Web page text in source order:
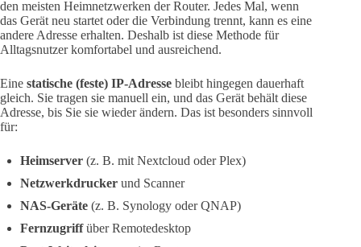
den meisten Heimnetzwerken der Router. Jedes Mal, wenn
das Gerät neu startet oder die Verbindung trennt, kann es eine
andere Adresse erhalten. Deshalb ist diese Methode für
Alltagsnutzer komfortabel und ausreichend.
Eine statische (feste) IP-Adresse bleibt hingegen dauerhaft
gleich. Sie tragen sie manuell ein, und das Gerät behält diese
Adresse, bis Sie sie wieder ändern. Das ist besonders sinnvoll
für:
Heimserver (z. B. mit Nextcloud oder Plex)
Netzwerkdrucker und Scanner
NAS-Geräte (z. B. Synology oder QNAP)
Fernzugriffüber Remotedesktop